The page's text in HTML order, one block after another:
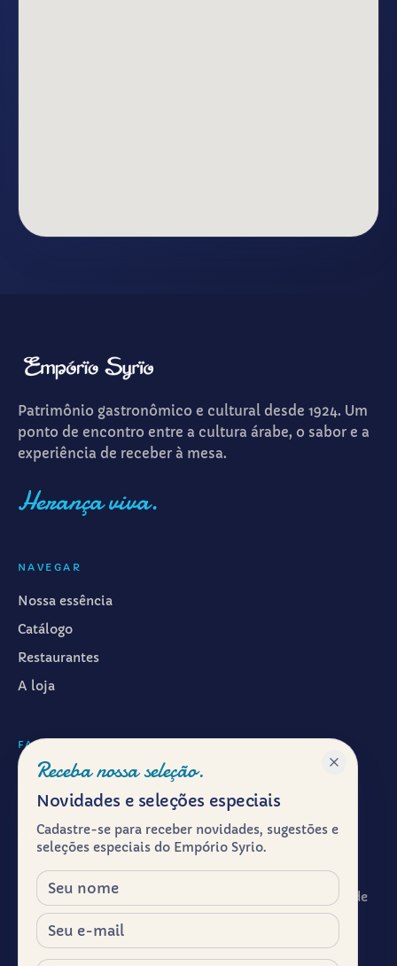
Patrimônio gastronômico e cultural desde 1924. Um
ponto de encontro entre a cultura árabe, o sabor e a
experiência de receber à mesa.
Herança viva.
NAVEGAR
Nossa essência
Catálogo
Restaurantes
A loja
FALAR CONOSCO
WhatsApp ·(11) 99601-7286
Instagram · @emporiosyrio
Facebook · @emporiosyrio
contato@emporiosyrio.com.br
R. Comendador Abdo Schahin, 136 - Centro Histórico de
São Paulo, São Paulo - SP, 01023-050
Segunda a sábado, das 9h às 19h
Receba nossa seleção.
Novidades e seleções especiais
Cadastre-se para receber novidades, sugestões e
seleções especiais do Empório Syrio.
Nome
E-mail